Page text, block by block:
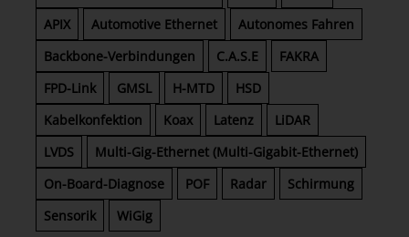
APIX
Automotive Ethernet
Autonomes Fahren
Backbone-Verbindungen
C.A.S.E
FAKRA
FPD-Link
GMSL H-MTD
HSD
Kabelkonfektion
Koax Latenz
LiDAR
LVDS
Multi-Gig-Ethernet (Multi-Gigabit-Ethernet)
On-Board-Diagnose
POF Radar
Schirmung
Sensorik
WiGig